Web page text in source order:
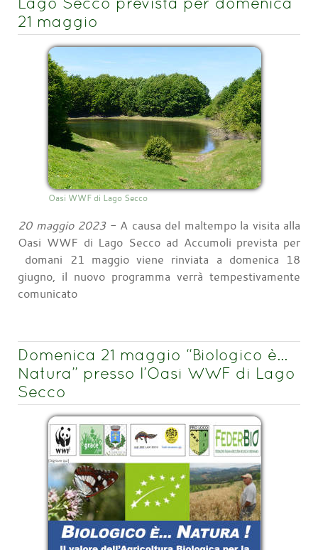
21 maggio
Oasi WWF di Lago Secco
20 maggio 2023- A causa del maltempo la visita alla
Oasi WWF di Lago Secco ad Accumoli prevista per
domani 21 maggio viene rinviata a domenica 18
giugno, il nuovo programma verrà tempestivamente
comunicato
Domenica 21 maggio “Biologico è…
Natura” presso l’Oasi WWF di Lago
Secco